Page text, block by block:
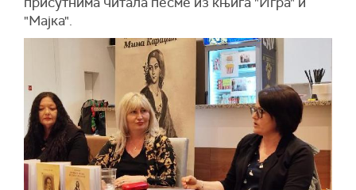
"Мајка".